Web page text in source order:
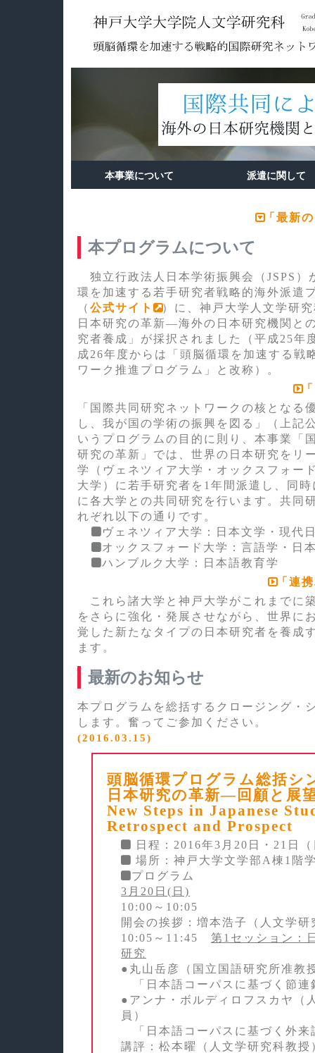
本事業について 派遣に関して
「最新
本プログラムについて
独立行政法人日本学術振興会（JSPS）
環を加速する若手研究者戦略的海外派遣
（ 公式サイト
）に、神戸大学人文学研
日本研究の革新―海外の日本研究機関と
究者養成」が採択されました（平成25年
成26年度からは「頭脳循環を加速する戦
ワーク推進プログラム」と改称）。
「国際共同研究ネットワークの核となる
し、我が国の学術の振興を図る」（上記
いうプログラムの目的に則り、本事業「
研究の革新」では、世界の日本研究をリ
学（ヴェネツィア大学・オックスフォー
大学）に若手研究者を1年間派遣し、同
に各大学との共同研究を行います。共同
れぞれ以下の通りです。
ヴェネツィア大学：日本文学・現代
オックスフォード大学：言語学・日
ハンブルク大学：日本語教育学
「連
これら諸大学と神戸大学がこれまでに
をさらに強化・発展させながら、世界に
覚した新たなタイプの日本研究者を養成
ます。
最新のお知らせ
本プログラムを総括するクロージング・
します。奮ってご参加ください。
(2016.03.15)
頭脳循環プログラム総括シ
日本研究の革新―回顧と展
New Steps in Japanese
Retrospect and Prospect
日程：2016年3月20日・21日
場所：神戸大学文学部A棟1階
プログラム
3月20日(日)
10:00～10:05
開会の挨拶：増本浩子（人文学
10:05～11:45 第1セッション：
研究
●丸山岳彦（国立国語研究所准教
「日本語コーパスに基づく節連
●アンナ・ボルディロフスカヤ（
員）
「日本語コーパスに基づく外来
講評：松本曜（人文学研究科教授